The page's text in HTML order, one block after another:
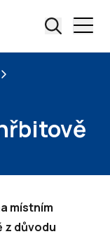
místním
z důvodu